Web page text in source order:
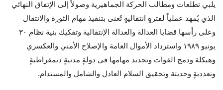
يلبي تطلعات ومطالب الحركة الجماهيرية وصولاً إلى الإتفاق النهائي
الذي يُمهد عملياً لفترةٍ انتقاليةٍ تُعنى بتنفيذ مهام الثورة والانتقال
وعلى رأسها قضايا العدالة والعدالة الإنتقالية وتفكيك بنية نظام ٣٠
يونيو ١٩٨٩ واسترداد الأموال العامة والإصلاح الأمني والعكسري
وهيكلة ودمج القوات وتحديد مهامها في دولةٍ مدنيةٍ ديمقراطيةٍ
وتعدديةٍ وحديثة وتحقيق السلام العادل والشامل والمستدام.